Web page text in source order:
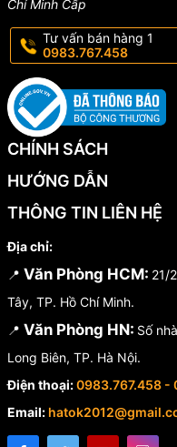
Bảo trì nhà máy, cơ khí
nắp khóa chắc, khoang
Di chuyển thường xuyên
hoặcthùng có tay xách
Ứng dụng
Sắp xếp bộ kìm – tô vít
người dùng gia dụng yêu
vấn đúng nhu cầu, giao
Chí Minh Cấp
Tư vấn bán hàng 1
0983.767.458
CHÍNH SÁCH
HƯỚNG DẪN
THÔNG TIN LIÊN HỆ
Địa chỉ:
📍 Văn Phòng HCM: 21/
Tây, TP. Hồ Chí Minh.
📍 Văn Phòng HN: Số
Long Biên, TP. Hà Nội.
Điện thoại:0983.767.458 -
Email: